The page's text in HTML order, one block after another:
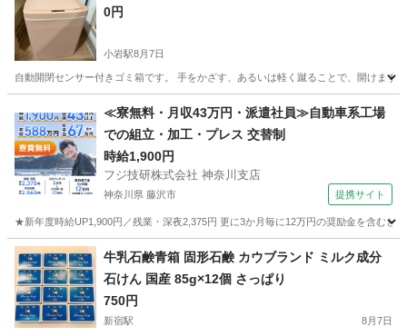
0円
小岩駅8月7日
自動開閉センサー付きゴミ箱です。 手をかざす、あるいは軽く蹴ることで、開けます
小岩駅 生活雑貨 自動
≪寮無料・月収43万円・派遣社員≫自動車系工場
での組立・加工・プレス 交替制
時給1,900円
フジ技研株式会社 神奈川支店
神奈川県 藤沢市 提携サイト
★新年度時給UP1,900円／残業・深夜2,375円 更に3か月毎に12万円の奨励金を含む
神奈川 藤沢市 その他
牛乳石鹸青箱 固形石鹸 カウブランド ミルク成分
石けん 国産 85g×12個 さっぱり
750円
新宿駅 8月7日